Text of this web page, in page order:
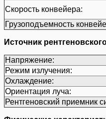
Скорость конвейера:
Грузоподъемность
Источник
Напряжение:
Режим излучения:
Охлаждение:
Ориентация луча:
Рентгеновский приемник